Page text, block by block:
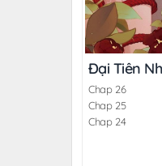
Đại Tiên
Chap 26
Chap 25
Chap 24